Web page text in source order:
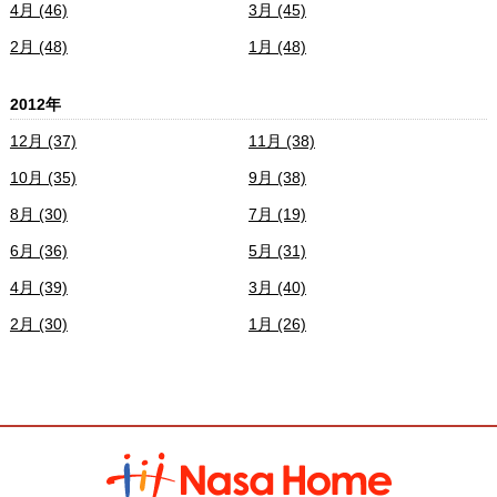
4月 (46) 3月 (45)
2月 (48) 1月 (48)
2012年
12月 (37) 11月 (38)
10月 (35) 9月 (38)
8月 (30) 7月 (19)
6月 (36) 5月 (31)
4月 (39) 3月 (40)
2月 (30) 1月 (26)